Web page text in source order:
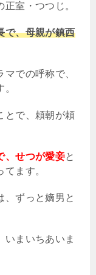
室・つつじ。
で、母親が鎮西
での呼称で、
とで、頼朝が頼
、せつが愛妾と
ます。
、ずっと嫡男と
いまいちあいま